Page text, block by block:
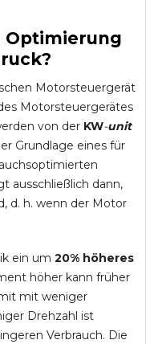
?
Motorsteuergerät
Motorsteuergerätes
von der KW-unit
Grundlage eines für
ausschließlich dann,
d. h. wenn der Motor
ein um 20% höheres
höher kann früher
mit weniger
Drehzahl ist
Verbrauch. Die